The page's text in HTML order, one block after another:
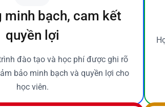
minh bạch, cam kết
quyền lợi
đào tạo và học phí được ghi rõ
bảo minh bạch và quyền lợi cho
học viên.